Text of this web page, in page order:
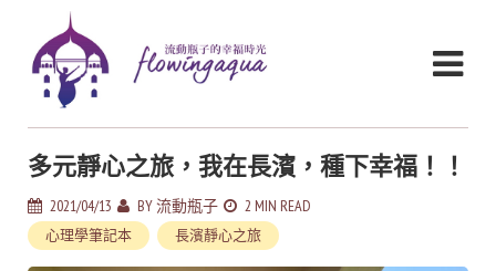
多元靜心之旅，我在長濱，種下幸福！！
2021/04/13 BY流動瓶子 2 MIN READ
心理學筆記本 長濱靜心之旅